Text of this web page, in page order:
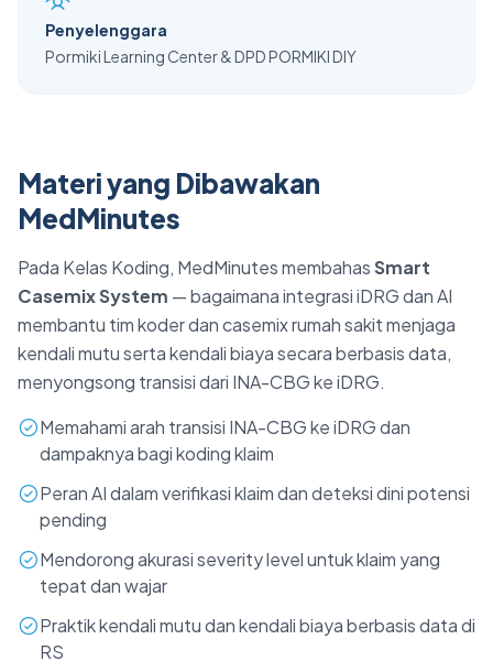
Penyelenggara
Pormiki Learning Center & DPD PORMIKI DIY
Materi yang Dibawakan
MedMinutes
Pada Kelas Koding, MedMinutes membahasSmart
Casemix System — bagaimana integrasi iDRG dan AI
membantu tim koder dan casemix rumah sakit menjaga
kendali mutu serta kendali biaya secara berbasis data,
menyongsong transisi dari INA-CBG ke iDRG.
Memahami arah transisi INA-CBG ke iDRG dan
dampaknya bagi koding klaim
Peran AI dalam verifikasi klaim dan deteksi dini potensi
pending
Mendorong akurasi severity level untuk klaim yang
tepat dan wajar
Praktik kendali mutu dan kendali biaya berbasis data di
RS